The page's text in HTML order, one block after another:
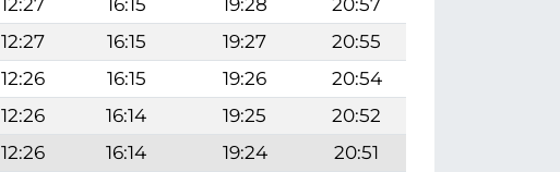
12:27 16:15 19:27
20:55
12:26 16:15 19:26
20:54
12:26 16:14 19:25
20:52
12:26 16:14 19:24
20:51